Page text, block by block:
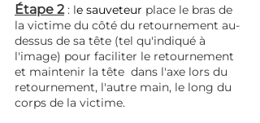
Étape 2 : le sauveteur place le bras de
la victime du côté du retournement au-
dessus de sa tête (tel qu'indiqué à
l'image) pour faciliter le retournement
et maintenir la tête  dans l'axe lors du
retournement, l'autre main, le long du
corps de la victime.